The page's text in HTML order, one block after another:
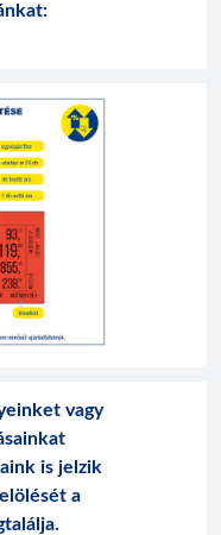
vagy
is jelzik
a